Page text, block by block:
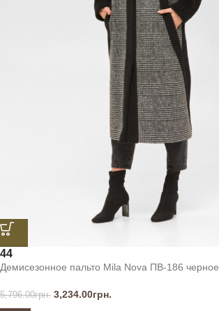
44
Демисезонное пальто Mila Nova ПВ-186 черное
5,796.00грн. 3,234.00грн.